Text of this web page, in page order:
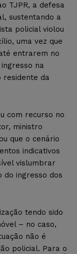
TJPR, a defesa
sustentando a
policial violou
uma vez que
entrarem no
na
residente da
com recurso no
ministro
que o cenário
indicativos
vislumbrar
do ingresso dos
tendo sido
– no caso,
não é
policial. Para o